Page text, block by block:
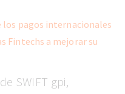
los pagos internacionales
Fintechs a mejorar su
SWIFT gpi,